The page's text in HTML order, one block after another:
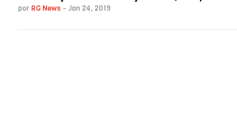
por RG News - Jan 24, 2019